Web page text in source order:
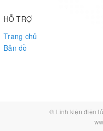
HỖ TRỢ
Trang chủ
Bản đồ
© Linh kiện điện